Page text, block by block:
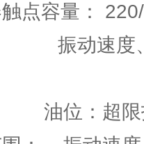
点容量：
振动速度、
限指示